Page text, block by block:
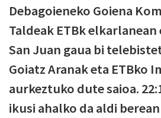
Debagoieneko Goiena
Taldeak ETBk
San Juan gaua bi
Goiatz Aranak eta ETBko
aurkeztuko dute saioa.
ikusi ahalko da aldi